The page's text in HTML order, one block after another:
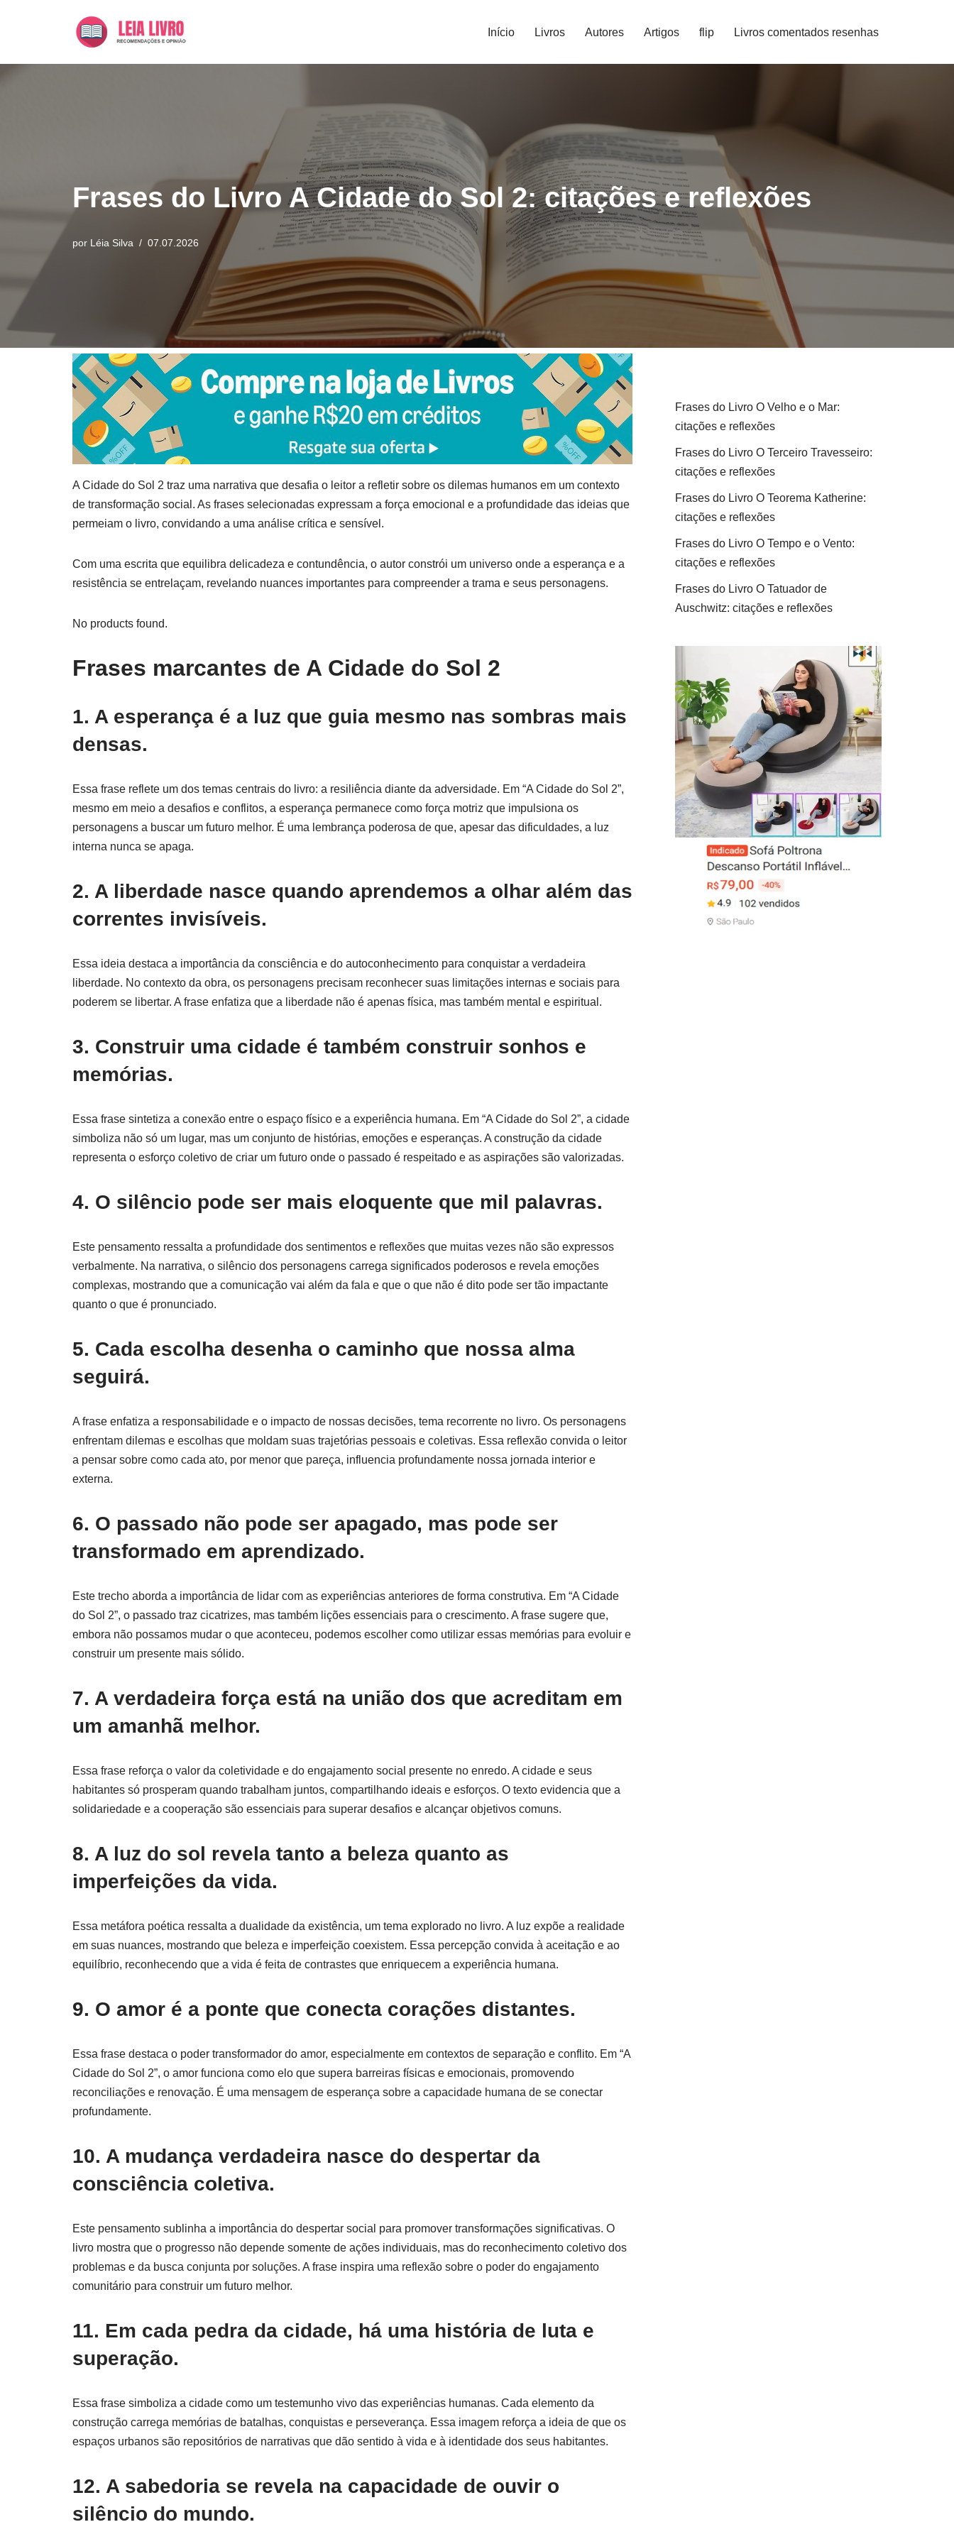
Início Livros Autores Artigos flip Livros comentados resenhas
Frases do Livro A Cidade do Sol 2: citações e reflexões
por Léia Silva 07.07.2026
A Cidade do Sol 2 traz uma narrativa que desafia o leitor a refletir sobre os dilemas humanos em um contexto
de transformação social. As frases selecionadas expressam a força emocional e a profundidade das ideias que
permeiam o livro, convidando a uma análise crítica e sensível.
Com uma escrita que equilibra delicadeza e contundência, o autor constrói um universo onde a esperança e a
resistência se entrelaçam, revelando nuances importantes para compreender a trama e seus personagens.
No products found.
Frases marcantes de A Cidade do Sol 2
1. A esperança é a luz que guia mesmo nas sombras mais
densas.
Essa frase reflete um dos temas centrais do livro: a resiliência diante da adversidade. Em “A Cidade do Sol 2”,
mesmo em meio a desafios e conflitos, a esperança permanece como força motriz que impulsiona os
personagens a buscar um futuro melhor. É uma lembrança poderosa de que, apesar das dificuldades, a luz
interna nunca se apaga.
2. A liberdade nasce quando aprendemos a olhar além das
correntes invisíveis.
Essa ideia destaca a importância da consciência e do autoconhecimento para conquistar a verdadeira
liberdade. No contexto da obra, os personagens precisam reconhecer suas limitações internas e sociais para
poderem se libertar. A frase enfatiza que a liberdade não é apenas física, mas também mental e espiritual.
3. Construir uma cidade é também construir sonhos e
memórias.
Essa frase sintetiza a conexão entre o espaço físico e a experiência humana. Em “A Cidade do Sol 2”, a cidade
simboliza não só um lugar, mas um conjunto de histórias, emoções e esperanças. A construção da cidade
representa o esforço coletivo de criar um futuro onde o passado é respeitado e as aspirações são valorizadas.
4. O silêncio pode ser mais eloquente que mil palavras.
Este pensamento ressalta a profundidade dos sentimentos e reflexões que muitas vezes não são expressos
verbalmente. Na narrativa, o silêncio dos personagens carrega significados poderosos e revela emoções
complexas, mostrando que a comunicação vai além da fala e que o que não é dito pode ser tão impactante
quanto o que é pronunciado.
5. Cada escolha desenha o caminho que nossa alma
seguirá.
A frase enfatiza a responsabilidade e o impacto de nossas decisões, tema recorrente no livro. Os personagens
enfrentam dilemas e escolhas que moldam suas trajetórias pessoais e coletivas. Essa reflexão convida o leitor
a pensar sobre como cada ato, por menor que pareça, influencia profundamente nossa jornada interior e
externa.
6. O passado não pode ser apagado, mas pode ser
transformado em aprendizado.
Este trecho aborda a importância de lidar com as experiências anteriores de forma construtiva. Em “A Cidade
do Sol 2”, o passado traz cicatrizes, mas também lições essenciais para o crescimento. A frase sugere que,
embora não possamos mudar o que aconteceu, podemos escolher como utilizar essas memórias para evoluir e
construir um presente mais sólido.
7. A verdadeira força está na união dos que acreditam em
um amanhã melhor.
Essa frase reforça o valor da coletividade e do engajamento social presente no enredo. A cidade e seus
habitantes só prosperam quando trabalham juntos, compartilhando ideais e esforços. O texto evidencia que a
solidariedade e a cooperação são essenciais para superar desafios e alcançar objetivos comuns.
8. A luz do sol revela tanto a beleza quanto as
imperfeições da vida.
Essa metáfora poética ressalta a dualidade da existência, um tema explorado no livro. A luz expõe a realidade
em suas nuances, mostrando que beleza e imperfeição coexistem. Essa percepção convida à aceitação e ao
equilíbrio, reconhecendo que a vida é feita de contrastes que enriquecem a experiência humana.
9. O amor é a ponte que conecta corações distantes.
Essa frase destaca o poder transformador do amor, especialmente em contextos de separação e conflito. Em “A
Cidade do Sol 2”, o amor funciona como elo que supera barreiras físicas e emocionais, promovendo
reconciliações e renovação. É uma mensagem de esperança sobre a capacidade humana de se conectar
profundamente.
10. A mudança verdadeira nasce do despertar da
consciência coletiva.
Este pensamento sublinha a importância do despertar social para promover transformações significativas. O
livro mostra que o progresso não depende somente de ações individuais, mas do reconhecimento coletivo dos
problemas e da busca conjunta por soluções. A frase inspira uma reflexão sobre o poder do engajamento
comunitário para construir um futuro melhor.
11. Em cada pedra da cidade, há uma história de luta e
superação.
Essa frase simboliza a cidade como um testemunho vivo das experiências humanas. Cada elemento da
construção carrega memórias de batalhas, conquistas e perseverança. Essa imagem reforça a ideia de que os
espaços urbanos são repositórios de narrativas que dão sentido à vida e à identidade dos seus habitantes.
12. A sabedoria se revela na capacidade de ouvir o
silêncio do mundo.
Frases do Livro O Velho e o Mar:
citações e reflexões
Frases do Livro O Terceiro Travesseiro:
citações e reflexões
Frases do Livro O Teorema Katherine:
citações e reflexões
Frases do Livro O Tempo e o Vento:
citações e reflexões
Frases do Livro O Tatuador de
Auschwitz: citações e reflexões